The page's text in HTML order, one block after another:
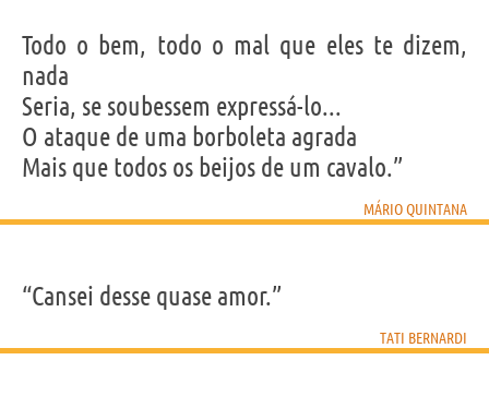
Todo o bem, todo o mal que eles te dizem,
nada
Seria, se soubessem expressá-lo...
O ataque de uma borboleta agrada
Mais que todos os beijos de um cavalo.”
MÁRIO QUINTANA
“Cansei desse quase amor.”
TATI BERNARDI